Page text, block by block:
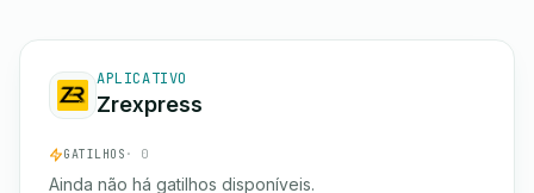
APLICATIVO
Zrexpress
GATILHOS · 0
Ainda não há gatilhos disponíveis.